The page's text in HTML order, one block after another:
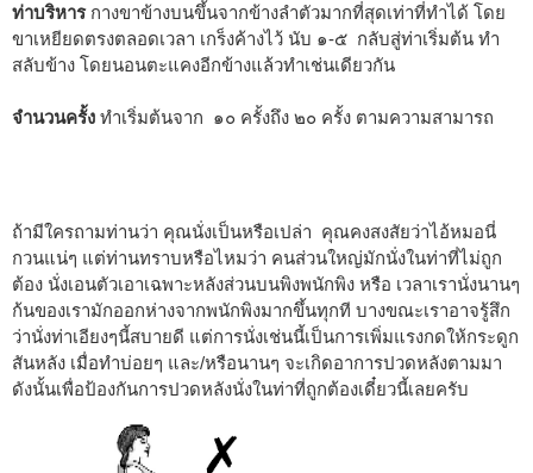
ท่าบริหารกางขาข้างบนขึ้นจากข้างลำตัวมากที่สุดเท่าที่ทำได้ โดย
ขาเหยียดตรงตลอดเวลา เกร็งค้างไว้ นับ ๑-๕ กลับสู่ท่าเริ่มต้น ทำ
สลับข้าง โดยนอนตะแคงอีกข้างแล้วทำเช่นเดียวกัน
จำนวนครั้ง ทำเริ่มต้นจาก ๑๐ ครั้งถึง ๒๐ ครั้ง ตามความสามารถ
ถ้ามีใครถามท่านว่า คุณนั่งเป็นหรือเปล่า คุณคงสงสัยว่าไอ้หมอนี่
กวนแน่ๆ แต่ท่านทราบหรือไหมว่า คนส่วนใหญ่มักนั่งในท่าที่ไม่ถูก
ต้อง นั่งเอนตัวเอาเฉพาะหลังส่วนบนพิงพนักพิง หรือ เวลาเรานั่งนานๆ
ก้นของเรามักออกห่างจากพนักพิงมากขึ้นทุกที บางขณะเราอาจรู้สึก
ว่านั่งท่าเอียงๆนี้สบายดี แต่การนั่งเช่นนี้เป็นการเพิ่มแรงกดให้กระดูก
สันหลัง เมื่อทำบ่อยๆ และ/หรือนานๆ จะเกิดอาการปวดหลังตามมา
ดังนั้นเพื่อป้องกันการปวดหลังนั่งในท่าที่ถูกต้องเดี๋ยวนี้เลยครับ